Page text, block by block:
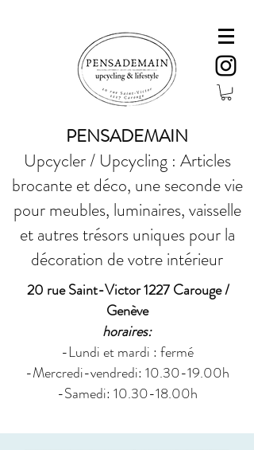
PENSADEMAIN
Upcycler / Upcycling : Articles
brocante et déco, une seconde vie
pour meubles, luminaires, vaisselle
et autres trésors uniques pour la
décoration de votre intérieur
20 rue Saint-Victor 1227 Carouge /
Genève
horaires:
-Lundi et mardi : fermé
-Mercredi-vendredi: 10.30-19.00h
-Samedi: 10.30-18.00h